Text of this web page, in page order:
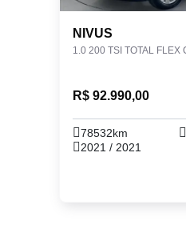
NIVUS
R$ 92.990,00
78532km
2021 / 2021